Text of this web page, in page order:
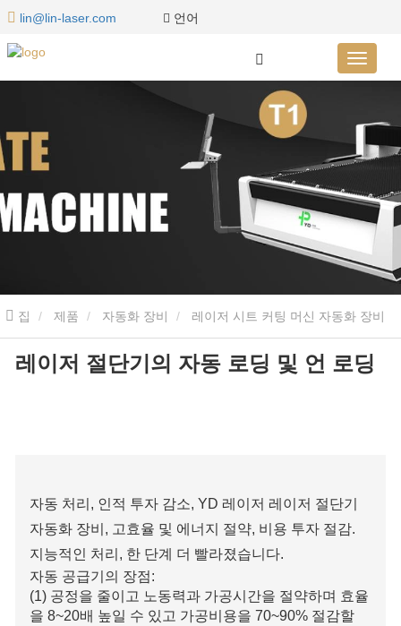
lin@lin-laser.com 언어
집 제품 자동화 장비 레이저 시트 커팅 머신 자동화 장비
레이저 절단기의 자동 로딩 및 언 로딩
레이저 절단기의 자동 로딩 및 언 로딩
자동 처리, 인적 투자 감소, YD 레이저 레이저 절단기
자동화 장비, 고효율 및 에너지 절약, 비용 투자 절감.
지능적인 처리, 한 단계 더 빨라졌습니다.
자동 공급기의 장점:
(1) 공정을 줄이고 노동력과 가공시간을 절약하며 효율
을 8~20배 높일 수 있고 가공비용을 70~90% 절감할